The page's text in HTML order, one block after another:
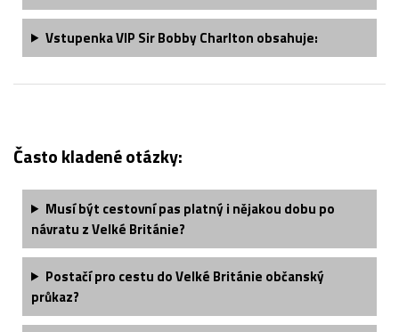
VstupenkaVIP Sir Bobby Charlton obsahuje:
Často kladené otázky:
Musí být cestovní pas platný i nějakou dobu po
návratu z Velké Británie?
Postačí pro cestu do Velké Británie občanský
průkaz?